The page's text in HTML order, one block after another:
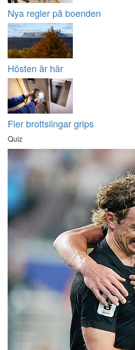
Nya regler på boenden
Hösten är här
Fler brottslingar grips
Quiz